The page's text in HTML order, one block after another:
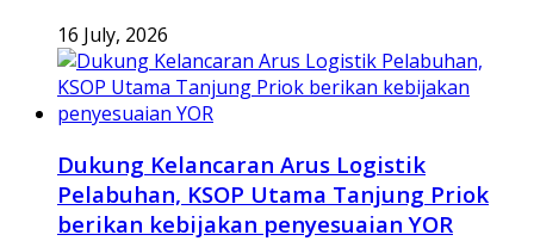
16 July, 2026
Dukung Kelancaran Arus Logistik
Pelabuhan, KSOP Utama Tanjung Priok
berikan kebijakan penyesuaian YOR